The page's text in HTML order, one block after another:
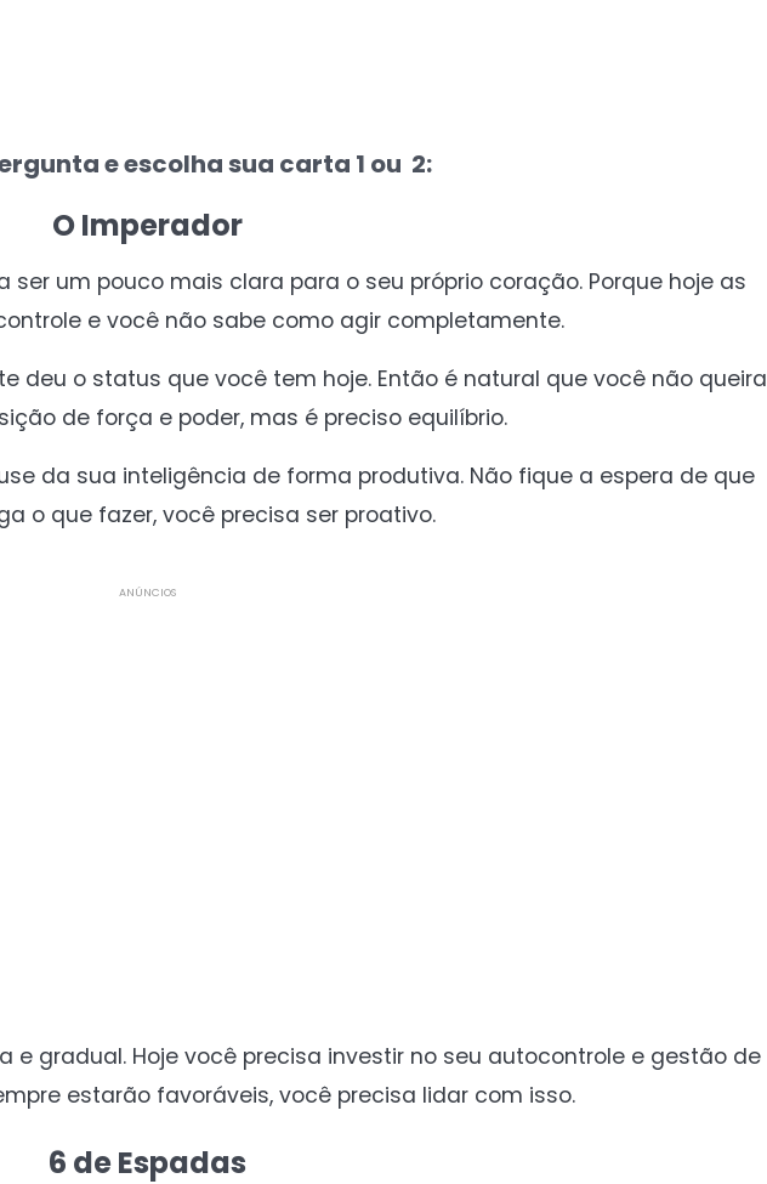
e escolha sua carta 1 ou 2:
O Imperador
um pouco mais clara para o seu próprio coração. Porque hoje as
e você não sabe como agir completamente.
deu o status que você tem hoje. Então é natural que você não queira
de força e poder, mas é preciso equilíbrio.
da sua inteligência de forma produtiva. Não fique a espera de que
o que fazer, você precisa ser proativo.
ANÚNCIOS
gradual. Hoje você precisa investir no seu autocontrole e gestão de
estarão favoráveis, você precisa lidar com isso.
6 de Espadas